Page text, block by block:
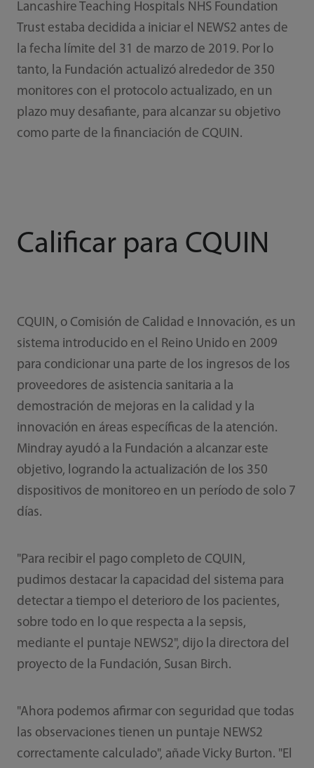
Lancashire Teaching Hospitals NHS Foundation
Trust estaba decidida a iniciar el NEWS2 antes de
la fecha límite del 31 de marzo de 2019. Por lo
tanto, la Fundación actualizó alrededor de 350
monitores con el protocolo actualizado, en un
plazo muy desafiante, para alcanzar su objetivo
como parte de la financiación de CQUIN.
Calificar para CQUIN
CQUIN, o Comisión de Calidad e Innovación, es un
sistema introducido en el Reino Unido en 2009
para condicionar una parte de los ingresos de los
proveedores de asistencia sanitaria a la
demostración de mejoras en la calidad y la
innovación en áreas específicas de la atención.
Mindray ayudó a la Fundación a alcanzar este
objetivo, logrando la actualización de los 350
dispositivos de monitoreo en un período de solo 7
días.
"Para recibir el pago completo de CQUIN,
pudimos destacar la capacidad del sistema para
detectar a tiempo el deterioro de los pacientes,
sobre todo en lo que respecta a la sepsis,
mediante el puntaje NEWS2", dijo la directora del
proyecto de la Fundación, Susan Birch.
"Ahora podemos afirmar con seguridad que todas
las observaciones tienen un puntaje NEWS2
correctamente calculado", añade Vicky Burton. "El